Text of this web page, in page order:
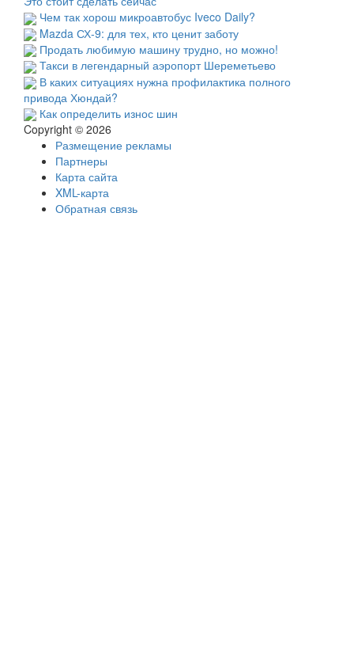
Чем так хорош микроавтобус Iveco Daily?
Mazda СХ-9: для тех, кто ценит заботу
Продать любимую машину трудно, но можно!
Такси в легендарный аэропорт Шереметьево
В каких ситуациях нужна профилактика полного
привода Хюндай?
Как определить износ шин
Copyright © 2026
Размещение рекламы
Партнеры
Карта сайта
XML-карта
Обратная связь